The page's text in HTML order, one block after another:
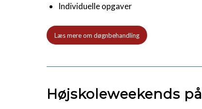
Individuelle opgaver
Læs mere om døgnbehandling
Højskoleweekends